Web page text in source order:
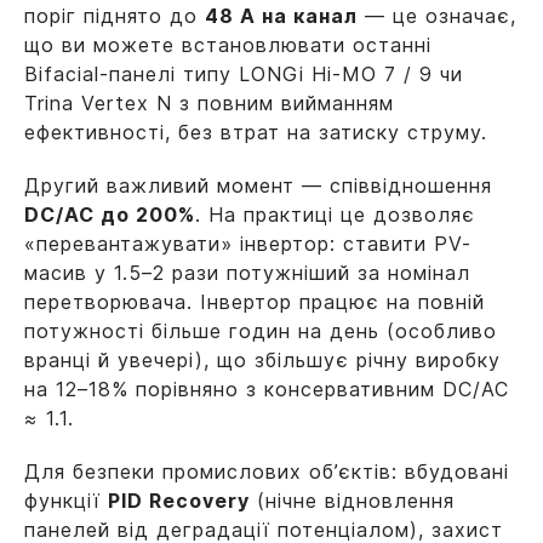
поріг піднято до 48 А на канал — це означає,
що ви можете встановлювати останні
Bifacial-панелі типу LONGi Hi-MO 7 / 9 чи
Trina Vertex N з повним вийманням
ефективності, без втрат на затиску струму.
Другий важливий момент — співвідношення
DC/AC до 200%. На практиці це дозволяє
«перевантажувати» інвертор: ставити PV-
масив у 1.5–2 рази потужніший за номінал
перетворювача. Інвертор працює на повній
потужності більше годин на день (особливо
вранці й увечері), що збільшує річну виробку
на 12–18% порівняно з консервативним DC/AC
≈ 1.1.
Для безпеки промислових об’єктів: вбудовані
функції PID Recovery (нічне відновлення
панелей від деградації потенціалом), захист